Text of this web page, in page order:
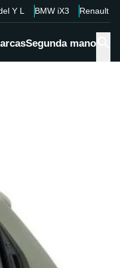
Y L BMW iX3 Renault
Segunda mano